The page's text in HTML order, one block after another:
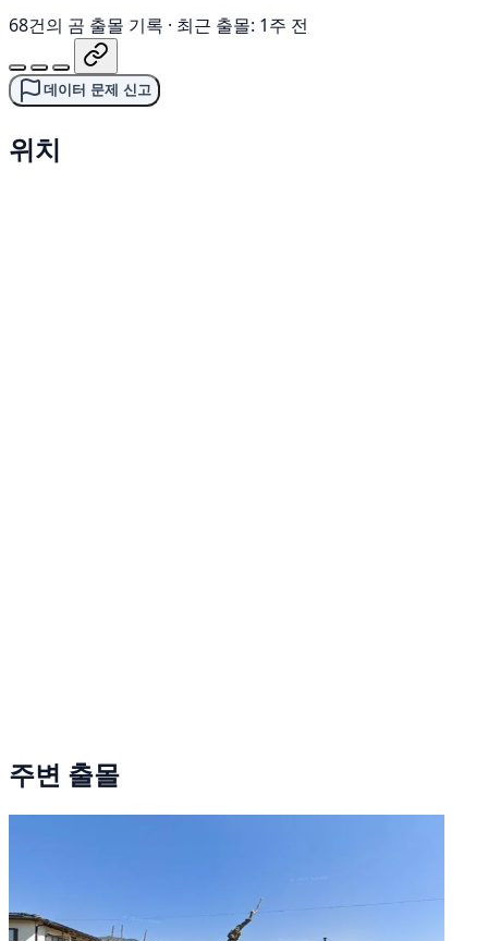
68건의 곰 출몰 기록 · 최근 출몰: 1주 전
데이터 문제 신고
위치
주변 출몰